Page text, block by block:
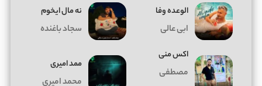
الوعده وفا
ابی عالی
ﻧﻪ ﻣﺎل اﻳﺨﻮم
سجاد باغنده
اکس منی
مصطفی
ممد امیری
محمد امیری